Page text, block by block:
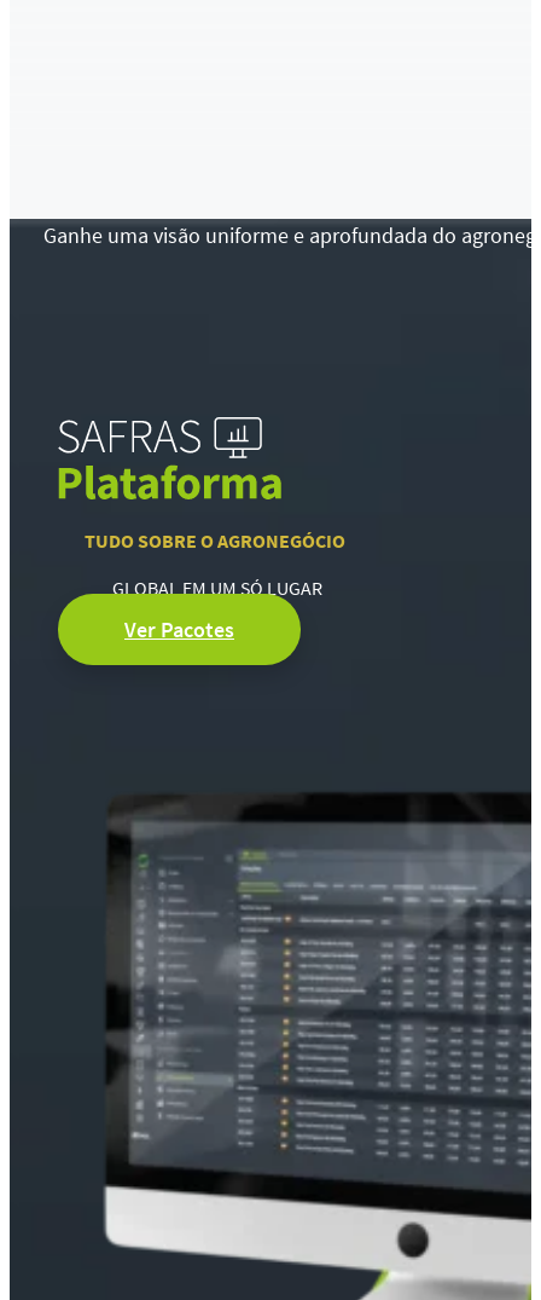
Ganhe uma visão uniforme e aprofundada do
TUDO SOBRE O AGRONEGÓCIO
GLOBAL EM UM SÓ LUGAR
Ver Pacotes